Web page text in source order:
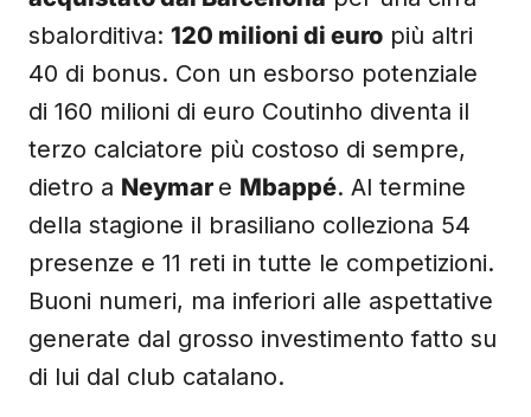
sbalorditiva: 120 milioni di euro più altri
40 di bonus. Con un esborso potenziale
di 160 milioni di euro Coutinho diventa il
terzo calciatore più costoso di sempre,
dietro a Neymar e Mbappé. Al termine
della stagione il brasiliano colleziona 54
presenze e 11 reti in tutte le competizioni.
Buoni numeri, ma inferiori alle aspettative
generate dal grosso investimento fatto su
di lui dal club catalano.